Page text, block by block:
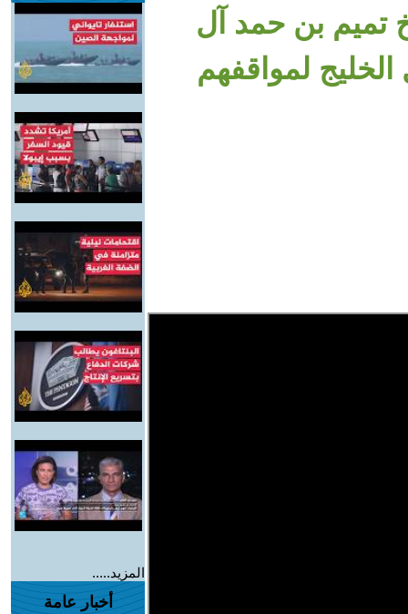
تميم بن حمد آل
لمواقفهم
المزيد.....
أخبار عامة